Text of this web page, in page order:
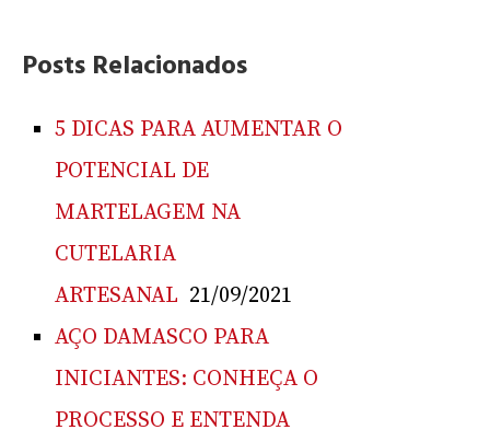
Posts Relacionados
5 DICAS PARA AUMENTAR O
POTENCIAL DE
MARTELAGEM NA
CUTELARIA
ARTESANAL 21/09/2021
AÇO DAMASCO PARA
INICIANTES: CONHEÇA O
PROCESSO E ENTENDA